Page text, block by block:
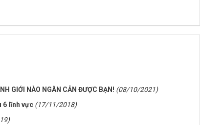
GIỚI NÀO NGĂN CẢN ĐƯỢC BẠN! (08/10/2021)
6 lĩnh vực (17/11/2018)